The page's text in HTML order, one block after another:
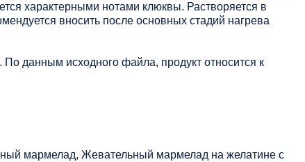
характерными нотами клюквы. Растворяется в
вносить после основных стадий нагрева
данным исходного файла, продукт относится к
мармелад, Жевательный мармелад на желатине с